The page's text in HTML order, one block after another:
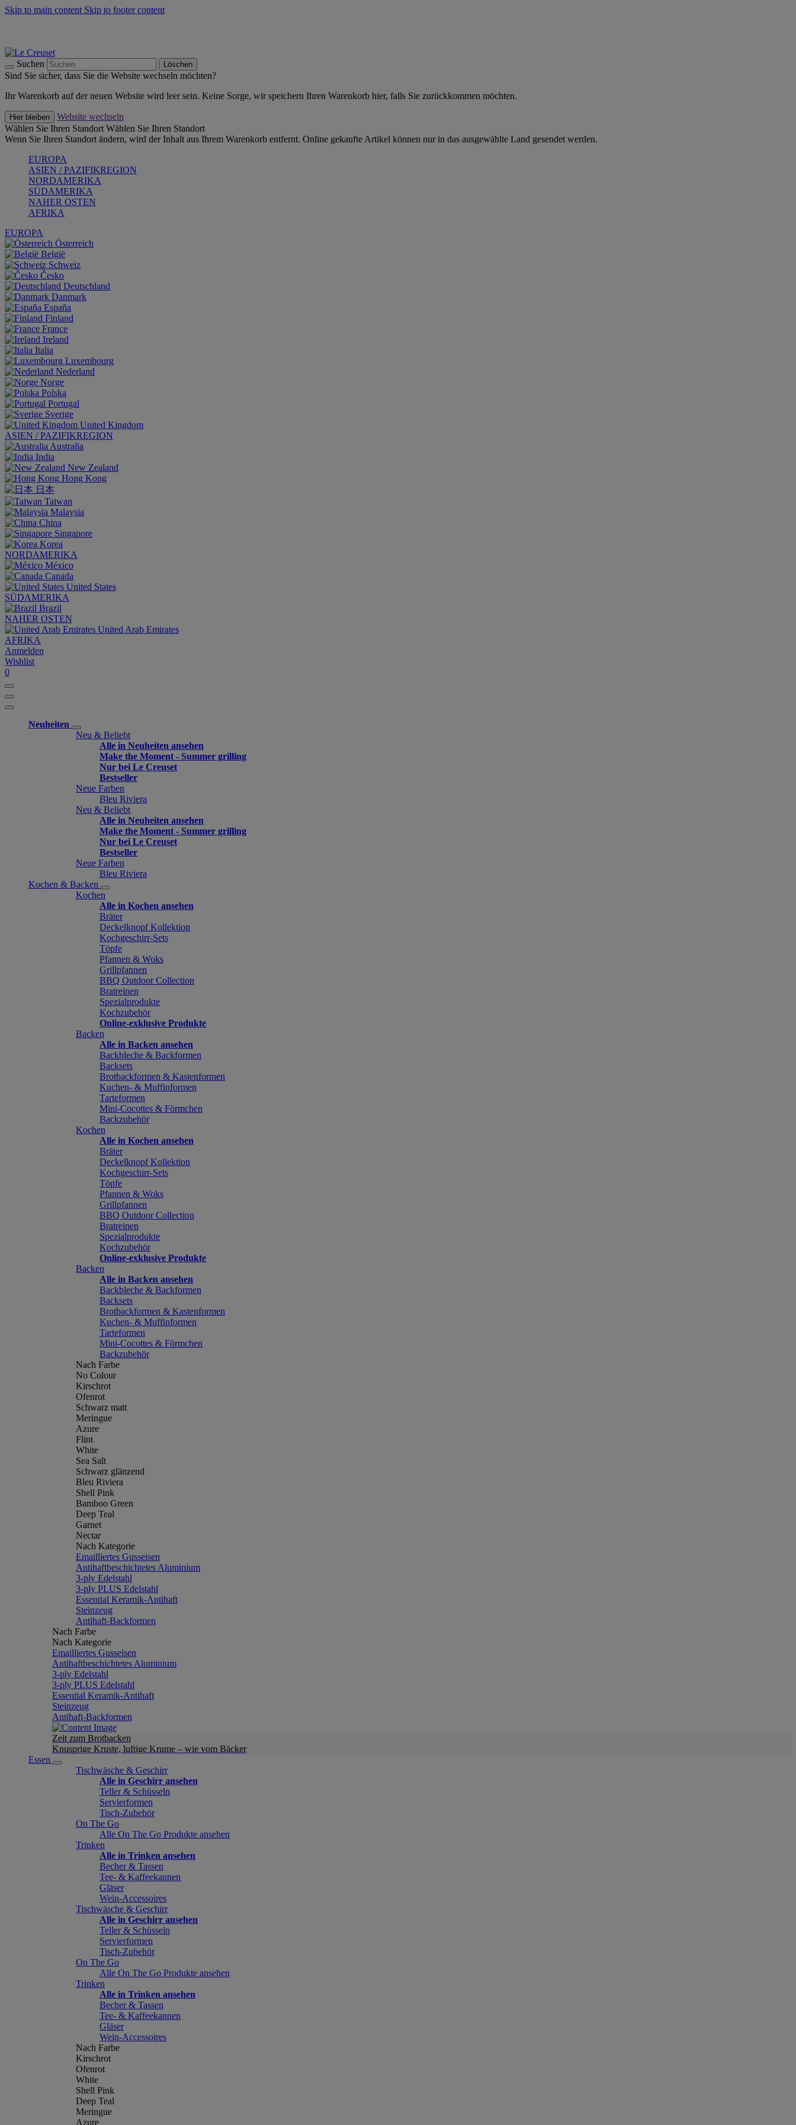
Skip to main content Skip to footer content
Suchen Löschen
Sind Sie sicher, dass Sie die Website wechseln möchten?
Ihr Warenkorb auf der neuen Website wird leer sein. Keine Sorge, wir speichern Ihren Warenkorb hier, falls Sie zurückkommen möchten.
Hier bleiben
Website wechseln
Wählen Sie Ihren Standort Wählen Sie Ihren Standort
Wenn Sie Ihren Standort ändern, wird der Inhalt aus Ihrem Warenkorb entfernt. Online gekaufte Artikel können nur in das ausgewählte Land gesendet werden.
EUROPA
ASIEN / PAZIFIKREGION
NORDAMERIKA
SÜDAMERIKA
NAHER OSTEN
AFRIKA
EUROPA
Österreich
België
Schweiz
Česko
Deutschland
Danmark
España
Finland
France
Ireland
Italia
Luxembourg
Nederland
Norge
Polska
Portugal
Sverige
United Kingdom
ASIEN / PAZIFIKREGION
Australia
India
New Zealand
Hong Kong
日本
Taiwan
Malaysia
China
Singapore
Korea
NORDAMERIKA
México
Canada
United States
SÜDAMERIKA
Brazil
NAHER OSTEN
United Arab Emirates
AFRIKA
Anmelden
Wishlist
0
Neuheiten
Neu & Beliebt
Alle in Neuheiten ansehen
Make the Moment - Summer grilling
Nur bei Le Creuset
Bestseller
Neue Farben
Bleu Riviera
Neu & Beliebt
Alle in Neuheiten ansehen
Make the Moment - Summer grilling
Nur bei Le Creuset
Bestseller
Neue Farben
Bleu Riviera
Kochen & Backen
Kochen
Alle in Kochen ansehen
Bräter
Deckelknopf Kollektion
Kochgeschirr-Sets
Töpfe
Pfannen & Woks
Grillpfannen
BBQ Outdoor Collection
Bratreinen
Spezialprodukte
Kochzubehör
Online-exklusive Produkte
Backen
Alle in Backen ansehen
Backbleche & Backformen
Backsets
Brotbackformen & Kastenformen
Kuchen- & Muffinformen
Tarteformen
Mini-Cocottes & Förmchen
Backzubehör
Kochen
Alle in Kochen ansehen
Bräter
Deckelknopf Kollektion
Kochgeschirr-Sets
Töpfe
Pfannen & Woks
Grillpfannen
BBQ Outdoor Collection
Bratreinen
Spezialprodukte
Kochzubehör
Online-exklusive Produkte
Backen
Alle in Backen ansehen
Backbleche & Backformen
Backsets
Brotbackformen & Kastenformen
Kuchen- & Muffinformen
Tarteformen
Mini-Cocottes & Förmchen
Backzubehör
Nach Farbe
No Colour
Kirschrot
Ofenrot
Schwarz matt
Meringue
Azure
Flint
White
Sea Salt
Schwarz glänzend
Bleu Riviera
Shell Pink
Bamboo Green
Deep Teal
Garnet
Nectar
Nach Kategorie
Emailliertes Gusseisen
Antihaftbeschichtetes Aluminium
3-ply Edelstahl
3-ply PLUS Edelstahl
Essential Keramik-Antihaft
Steinzeug
Antihaft-Backformen
Nach Farbe
Nach Kategorie
Emailliertes Gusseisen
Antihaftbeschichtetes Aluminium
3-ply Edelstahl
3-ply PLUS Edelstahl
Essential Keramik-Antihaft
Steinzeug
Antihaft-Backformen
Zeit zum Brotbacken
Knusprige Kruste, luftige Krume – wie vom Bäcker
Essen
Tischwäsche & Geschirr
Alle in Geschirr ansehen
Teller & Schüsseln
Servierformen
Tisch-Zubehör
On The Go
Alle On The Go Produkte ansehen
Trinken
Alle in Trinken ansehen
Becher & Tassen
Tee- & Kaffeekannen
Gläser
Wein-Accessoires
Tischwäsche & Geschirr
Alle in Geschirr ansehen
Teller & Schüsseln
Servierformen
Tisch-Zubehör
On The Go
Alle On The Go Produkte ansehen
Trinken
Alle in Trinken ansehen
Becher & Tassen
Tee- & Kaffeekannen
Gläser
Wein-Accessoires
Nach Farbe
Kirschrot
Ofenrot
White
Shell Pink
Deep Teal
Meringue
Azure